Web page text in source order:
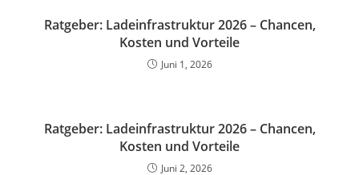
Ratgeber: Ladeinfrastruktur 2026 – Chancen,
Kosten und Vorteile
Juni 1, 2026
Ratgeber: Ladeinfrastruktur 2026 – Chancen,
Kosten und Vorteile
Juni 2, 2026